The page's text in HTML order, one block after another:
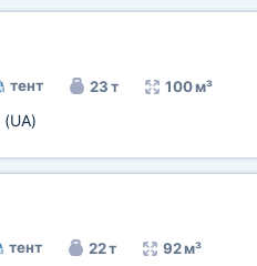
тент 23 т 100 м³
(UA)
тент 22 т 92 м³